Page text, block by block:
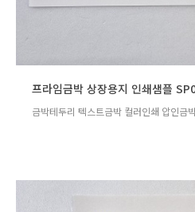
프라임금박 상장용지 인쇄샘플
금박테두리 텍스트금박 컬러인쇄 압인금